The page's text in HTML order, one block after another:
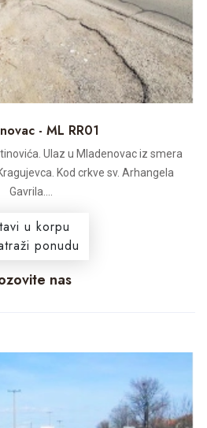
- ML RR01
Ulaz u Mladenovac iz smera
Kod crkve sv. Arhangela
Gavrila....
u korpu
ponudu
nas